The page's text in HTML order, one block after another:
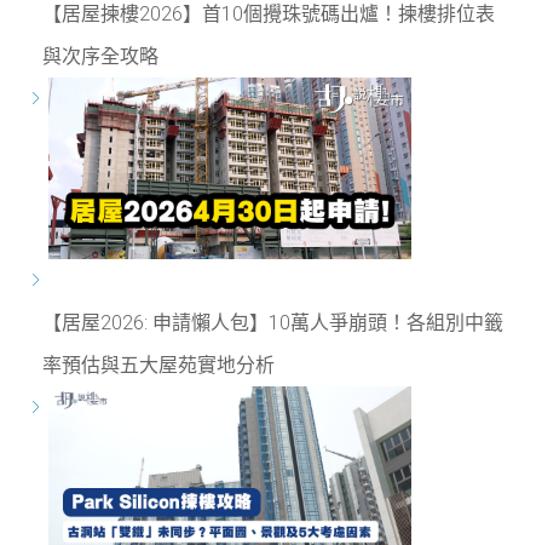
【居屋揀樓2026】首10個攪珠號碼出爐！揀樓排位表
與次序全攻略
【居屋2026: 申請懶人包】10萬人爭崩頭！各組別中籤
率預估與五大屋苑實地分析